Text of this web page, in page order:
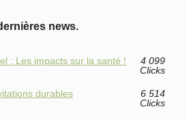
news.
: Les impacts sur la santé !
4 099
Clicks
durables
6 514
Clicks